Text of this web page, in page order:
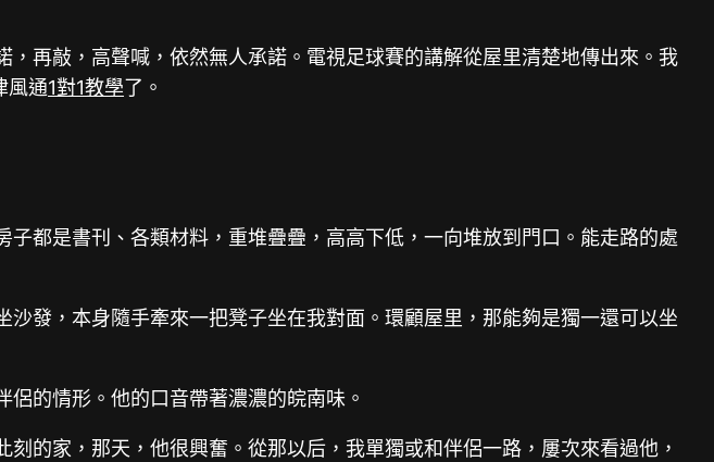
再敲，高聲喊，依然無人承諾。電視足球賽的講解從屋里清楚地傳出來。我
風通1對1教學了。
都是書刊、各類材料，重堆疊疊，高高下低，一向堆放到門口。能走路的處
發，本身隨手牽來一把凳子坐在我對面。環顧屋里，那能夠是獨一還可以坐
的情形。他的口音帶著濃濃的皖南味。
的家，那天，他很興奮。從那以后，我單獨或和伴侶一路，屢次來看過他，